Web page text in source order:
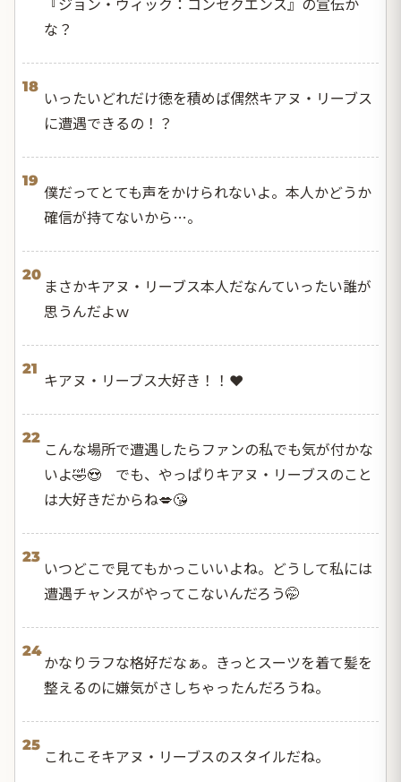
な？
18
いったいどれだけ徳を積めば偶然キアヌ・リーブス
に遭遇できるの！？
19
僕だってとても声をかけられないよ。本人かどうか
確信が持てないから…。
20
まさかキアヌ・リーブス本人だなんていったい誰が
思うんだよｗ
21
キアヌ・リーブス大好き！！❤️
22
こんな場所で遭遇したらファンの私でも気が付かな
いよ🤣😍 でも、やっぱりキアヌ・リーブスのこと
は大好きだからね💋😘
23
いつどこで見てもかっこいいよね。どうして私には
遭遇チャンスがやってこないんだろう🤭
24
かなりラフな格好だなぁ。きっとスーツを着て髪を
整えるのに嫌気がさしちゃったんだろうね。
25
これこそキアヌ・リーブスのスタイルだね。